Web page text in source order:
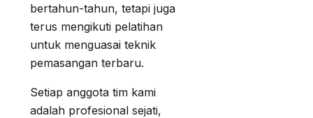
bertahun-tahun, tetapi juga
terus mengikuti pelatihan
untuk menguasai teknik
pemasangan terbaru.
Setiap anggota tim kami
adalah profesional sejati,